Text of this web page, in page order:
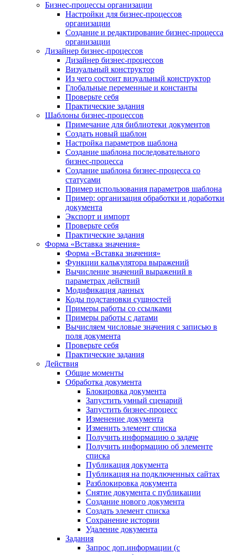
Бизнес-процессы организации
Настройки для бизнес-процессов
организации
Создание и редактирование бизнес-процесса
организации
Дизайнер бизнес-процессов
Дизайнер бизнес-процессов
Визуальный конструктор
Из чего состоит визуальный конструктор
Глобальные переменные и константы
Проверьте себя
Практические задания
Шаблоны бизнес-процессов
Примечание для библиотеки документов
Создать новый шаблон
Настройка параметров шаблона
Создание шаблона последовательного
бизнес-процесса
Создание шаблона бизнес-процесса со
статусами
Пример использования параметров шаблона
Пример: организация обработки и доработки
документа
Экспорт и импорт
Проверьте себя
Практические задания
Форма «Вставка значения»
Форма «Вставка значения»
Функции калькулятора выражений
Вычисление значений выражений в
параметрах действий
Модификация данных
Коды подстановки сущностей
Примеры работы со ссылками
Примеры работы с датами
Вычисляем числовые значения с записью в
поля документа
Проверьте себя
Практические задания
Действия
Общие моменты
Обработка документа
Блокировка документа
Запустить умный сценарий
Запустить бизнес-процесс
Изменение документа
Изменить элемент списка
Получить информацию о задаче
Получить информацию об элементе
списка
Публикация документа
Публикация на подключенных сайтах
Разблокировка документа
Снятие документа с публикации
Создание нового документа
Создать элемент списка
Сохранение истории
Удаление документа
Задания
Запрос доп.информации (с